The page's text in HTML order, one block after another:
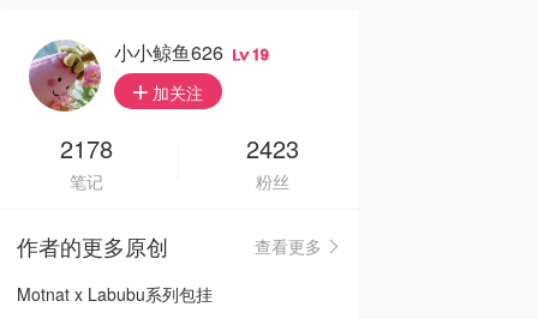
🇮🇹
🇦🇺
🇳🇿新西兰
小小鲸鱼626 19
加关注
2178
笔记
2423
粉丝
作者的更多原创
查看更多
Motnat x Labubu系列包挂